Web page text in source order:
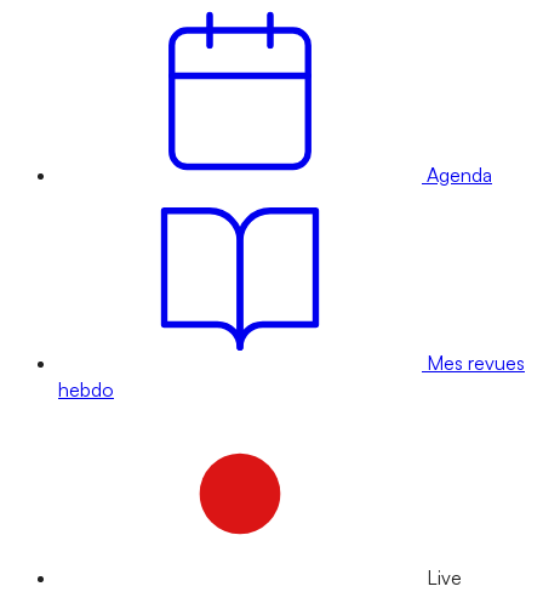
Agenda
Mes revues
hebdo
Live